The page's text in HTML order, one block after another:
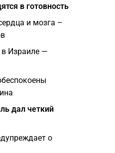
в готовность
и мозга –
в Израиле —
дал четкий
о